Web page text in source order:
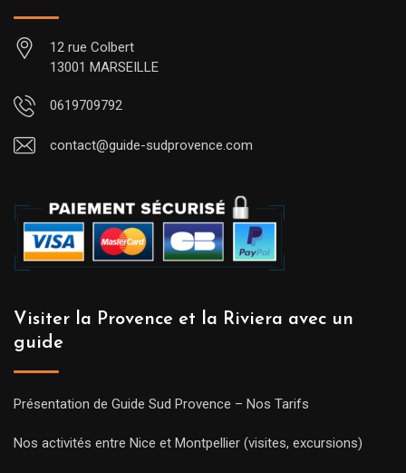
12 rue Colbert
13001 MARSEILLE
0619709792
contact@guide-sudprovence.com
Visiter la Provence et la Riviera avec un
guide
Présentation de Guide Sud Provence – Nos Tarifs
Nos activités entre Nice et Montpellier (visites, excursions)